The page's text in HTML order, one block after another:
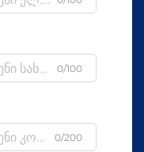
0/100
0/200